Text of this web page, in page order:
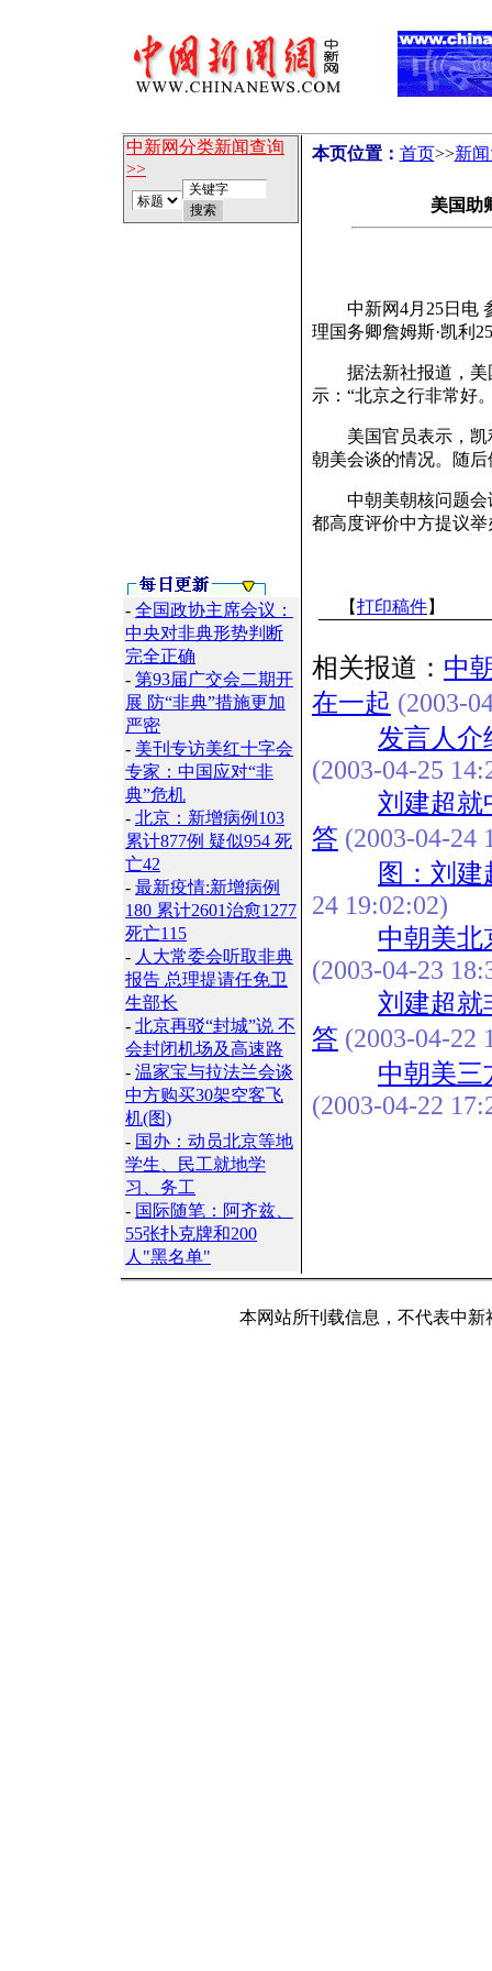
中新网分类新闻查询
>>
- 全国政协主席会议：
中央对非典形势判断
完全正确
- 第93届广交会二期开
展 防“非典”措施更加
严密
- 美刊专访美红十字会
专家：中国应对“非
典”危机
- 北京：新增病例103
累计877例 疑似954 死
亡42
- 最新疫情:新增病例
180 累计2601治愈1277
死亡115
- 人大常委会听取非典
报告 总理提请任免卫
生部长
- 北京再驳“封城”说 不
会封闭机场及高速路
- 温家宝与拉法兰会谈
中方购买30架空客飞
机(图)
- 国办：动员北京等地
学生、民工就地学
习、务工
- 国际随笔：阿齐兹、
55张扑克牌和200
人"黑名单"
本页位置： 首页>>新
美国助
中新网4月25日电 参
理国务卿詹姆斯·凯利
据法新社报道，美
示：“北京之行非常好
美国官员表示，凯
朝美会谈的情况。随
中朝美朝核问题会
都高度评价中方提议
【打印稿件】
相关报道： 中
在一起 (2003-
发言人介
(2003-04-25
刘建超就
答 (2003-04-24
图：刘
24 19:02:02)
中朝美北
(2003-04-23
刘建超就
答 (2003-04-22
中朝美三
(2003-04-22
本网站所刊载信息，不代表中